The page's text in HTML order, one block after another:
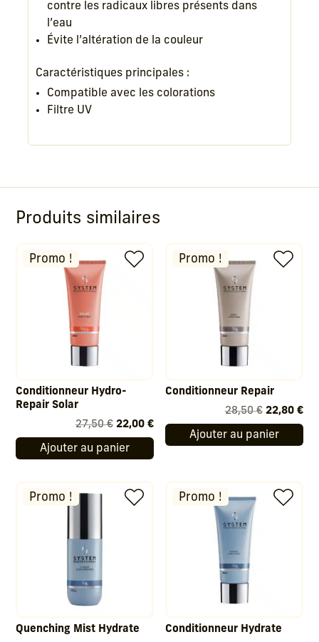
contre les radicaux libres présents dans
l’eau
Évite l’altération de la couleur
Caractéristiques principales :
Compatible avec les colorations
Filtre UV
Produits similaires
Promo !
Conditionneur Hydro-
Repair Solar
27,50€ Le
prix
initial
27,50 €.
22,00 €Le
prix
actuel
22,00 €.
Ajouter au panier
Promo !
Conditionneur Repair
28,50€ Le
prix
initial
22,80 €Le
Ajouter au panier
Promo !
Quenching Mist Hydrate
Promo !
Conditionneur Hydrate